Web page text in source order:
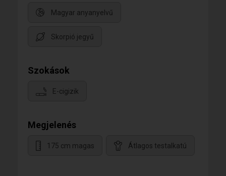
Magyar anyanyelvű
Skorpió jegyű
Szokások
E-cigizik
Megjelenés
175 cm magas Átlagos testalkatú